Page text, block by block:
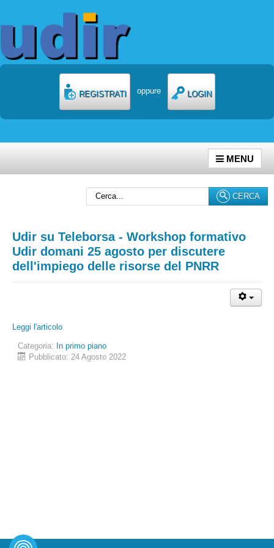
REGISTRATI oppure LOGIN
MENU
CERCA
Udir su Teleborsa - Workshop formativo
Udir domani 25 agosto per discutere
dell'impiego delle risorse del PNRR
Leggi l'articolo
Categoria: In primo piano
Pubblicato: 24 Agosto 2022